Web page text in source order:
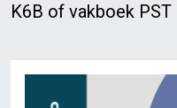
K6B of vakboek PST